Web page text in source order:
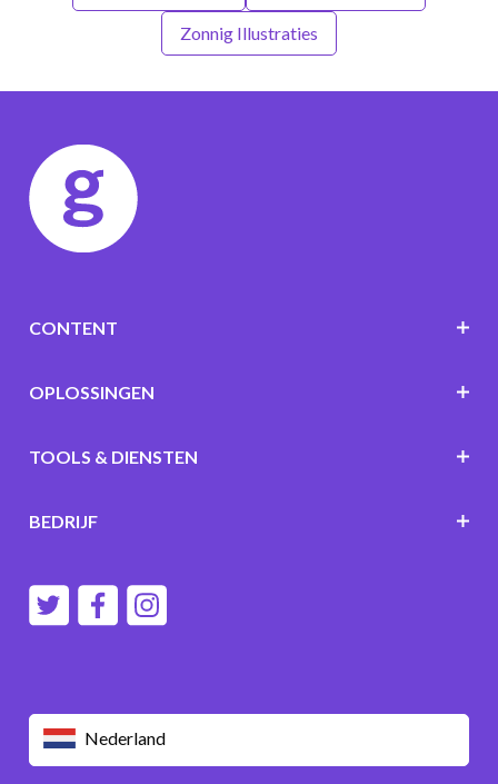
Zonnig Illustraties
Nederland
CONTENT
OPLOSSINGEN
TOOLS & DIENSTEN
BEDRIJF